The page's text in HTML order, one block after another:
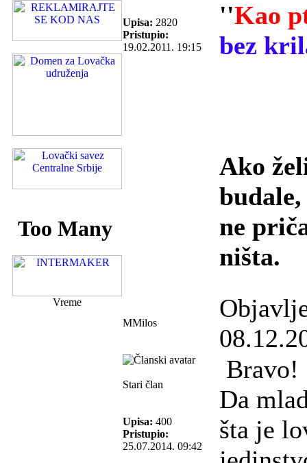
Vreme
Upisa: 2820
Pristupio:
19.02.2011. 19:15
''Kao
bez
Ako
ne
ništa.
MMilos
Stari član
Upisa: 400
Pristupio:
25.07.2014. 09:42
Bravo!
Da
šta je